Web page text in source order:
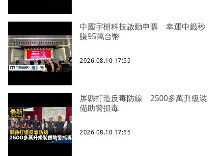
中國宇樹科技啟動申購 幸運中籤秒
賺95萬台幣
2026.08.10 17:55
屏縣打造反毒防線 2500多萬升級裝
備助警抓毒
2026.08.10 17:55